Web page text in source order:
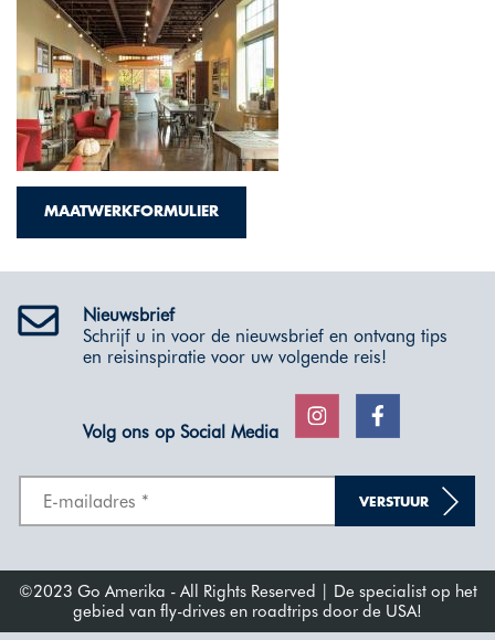
MAATWERKFORMULIER
Nieuwsbrief
Schrijf u in voor de nieuwsbrief en ontvang tips
en reisinspiratie voor uw volgende reis!
Volg ons op Social Media
VERSTUUR
©2023 Go Amerika - All Rights Reserved | De specialist op het
gebied van fly-drives en roadtrips door de USA!